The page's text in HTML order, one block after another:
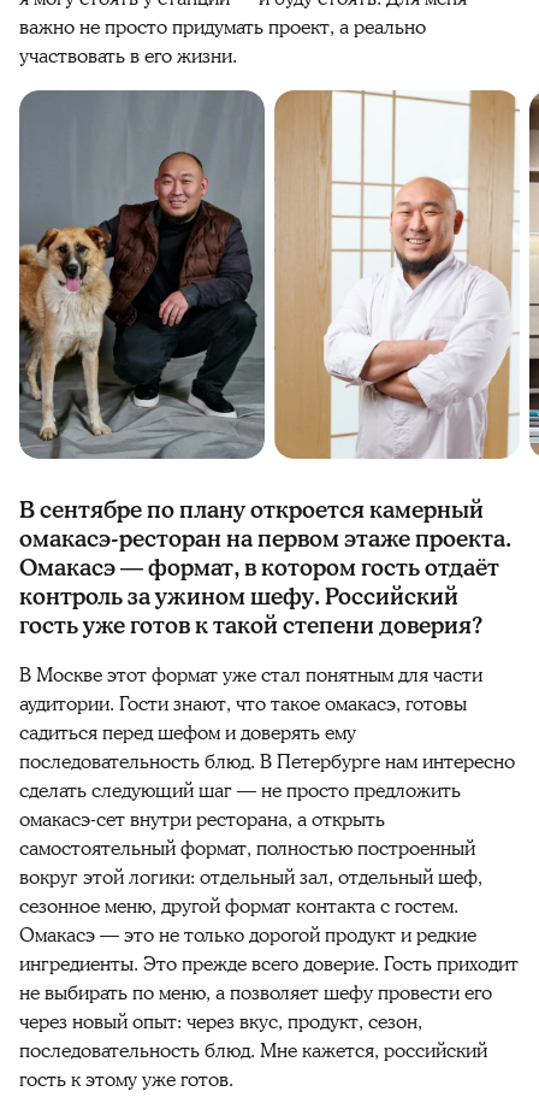
важно не просто придумать проект, а реально
участвовать в его жизни.
В сентябре по плану откроется камерный
омакасэ-ресторан на первом этаже проекта.
Омакасэ — формат, в котором гость отдаёт
контроль за ужином шефу. Российский
гость уже готов к такой степени доверия?
В Москве этот формат уже стал понятным для части
аудитории. Гости знают, что такое омакасэ, готовы
садиться перед шефом и доверять ему
последовательность блюд. В Петербурге нам интересно
сделать следующий шаг — не просто предложить
омакасэ-сет внутри ресторана, а открыть
самостоятельный формат, полностью построенный
вокруг этой логики: отдельный зал, отдельный шеф,
сезонное меню, другой формат контакта с гостем.
Омакасэ — это не только дорогой продукт и редкие
ингредиенты. Это прежде всего доверие. Гость приходит
не выбирать по меню, а позволяет шефу провести его
через новый опыт: через вкус, продукт, сезон,
последовательность блюд. Мне кажется, российский
гость к этому уже готов.